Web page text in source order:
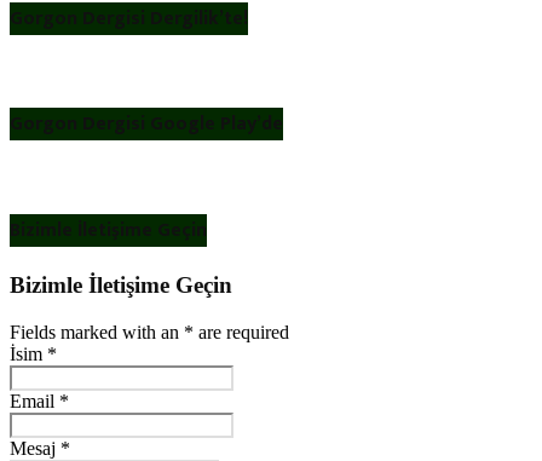
Gorgon Dergisi Dergilik’te!
Gorgon Dergisi Google Play’de
Bizimle İletişime Geçin
Bizimle İletişime Geçin
Fields marked with an * are required
İsim *
Email *
Mesaj *